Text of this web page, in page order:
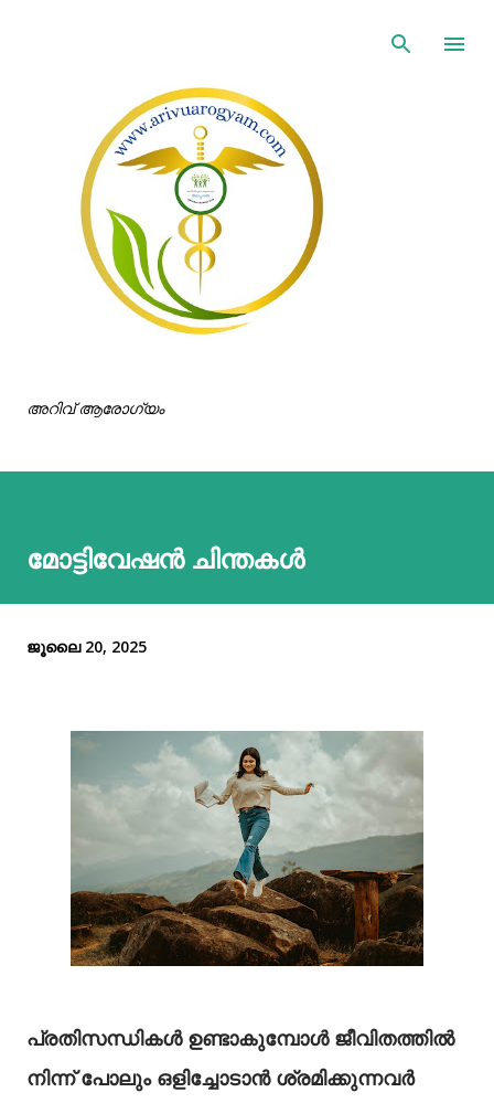
അറിവ് ആരോഗ്യം
മോട്ടിവേഷൻ ചിന്തകൾ
ജൂലൈ 20, 2025
പ്രതിസന്ധികൾ ഉണ്ടാകുമ്പോൾ ജീവിതത്തിൽ
നിന്ന് പോലും ഒളിച്ചോടാൻ ശ്രമിക്കുന്നവർ